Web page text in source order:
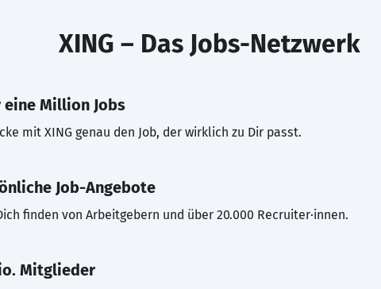
XING – Das Jobs-Netzwerk
eine Million Jobs
mit XING genau den Job, der wirklich zu Dir passt.
Job-Angebote
finden von Arbeitgebern und über 20.000 Recruiter·innen.
Mitglieder